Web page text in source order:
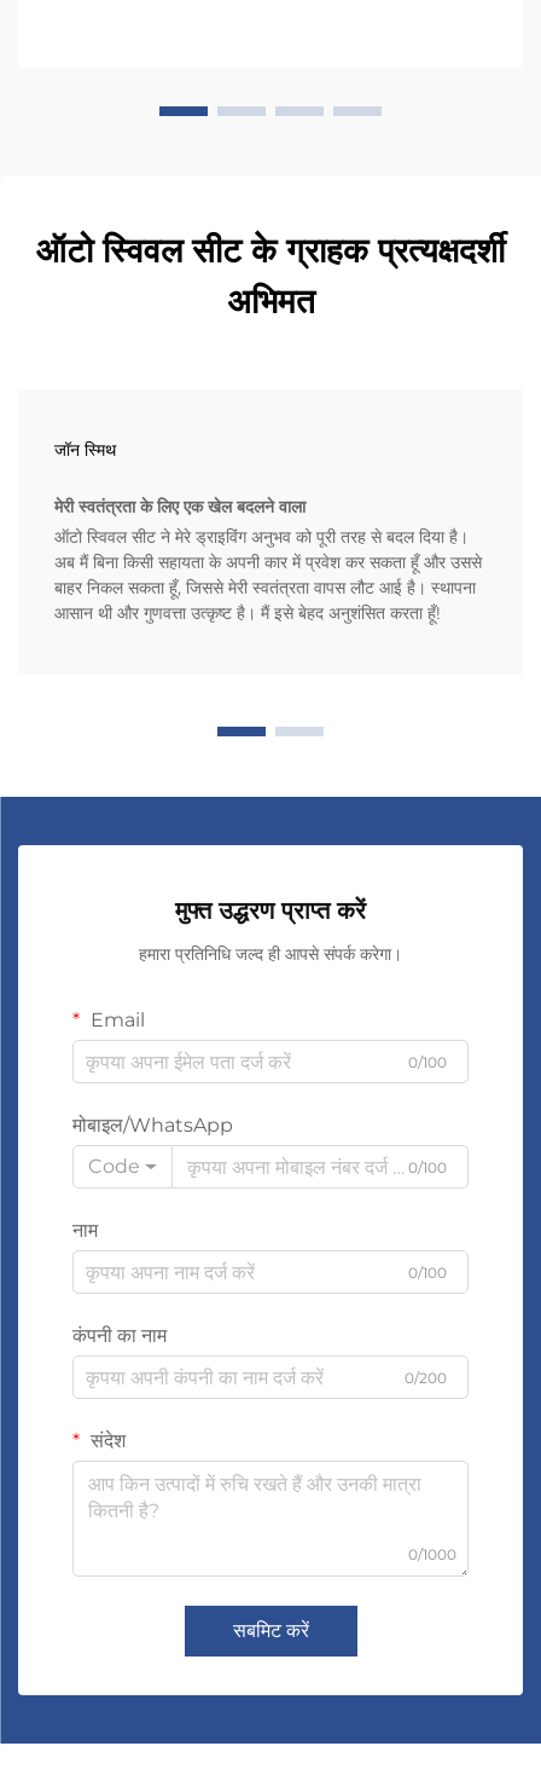
ऑटो स्विवल सीट के ग्राहक प्रत्यक्षदर्शी
अभिमत
जॉन स्मिथ
मेरी स्वतंत्रता के लिए एक खेल बदलने वाला
ऑटो स्विवल सीट ने मेरे ड्राइविंग अनुभव को पूरी तरह से बदल दिया है।
अब मैं बिना किसी सहायता के अपनी कार में प्रवेश कर सकता हूँ और उससे
बाहर निकल सकता हूँ, जिससे मेरी स्वतंत्रता वापस लौट आई है। स्थापना
आसान थी और गुणवत्ता उत्कृष्ट है। मैं इसे बेहद अनुशंसित करता हूँ!
मुफ्त उद्धरण प्राप्त करें
हमारा प्रतिनिधि जल्द ही आपसे संपर्क करेगा।
Email
0/100
मोबाइल/WhatsApp
Code
0/100
नाम
0/100
कंपनी का नाम
0/200
संदेश
0/1000
सबमिट करें